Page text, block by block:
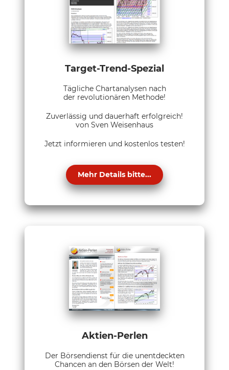
Target-Trend-Spezial
Tägliche Chartanalysen nach
der revolutionären Methode!
Zuverlässig und dauerhaft erfolgreich!
von Sven Weisenhaus
Jetzt informieren und kostenlos testen!
Mehr Details bitte...
Aktien-Perlen
Der Börsendienst für die unentdeckten
Chancen an den Börsen der Welt!